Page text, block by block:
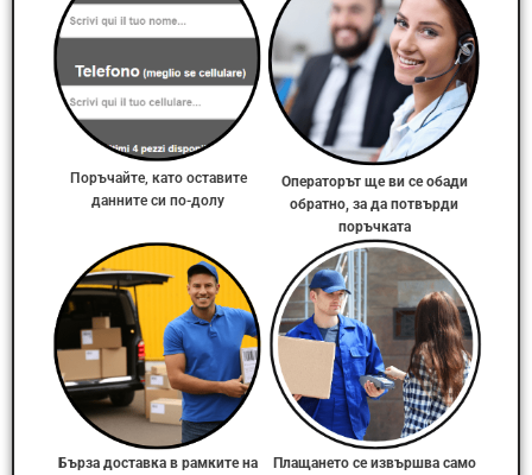
Поръчайте, като оставите
данните си по-долу
Операторът ще ви се обади
обратно, за да потвърди
поръчката
Бърза доставка в рамките на
Плащането се извършва само